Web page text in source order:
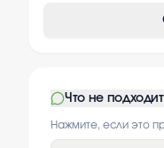
Что не
Нажмите, если это